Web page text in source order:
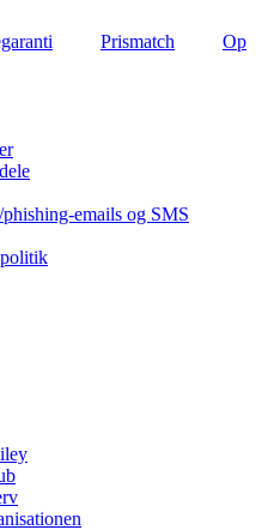
Prismatch
Op
emails og SMS